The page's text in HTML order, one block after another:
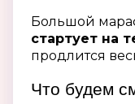
Большой
стартует на
продлится
Что будем